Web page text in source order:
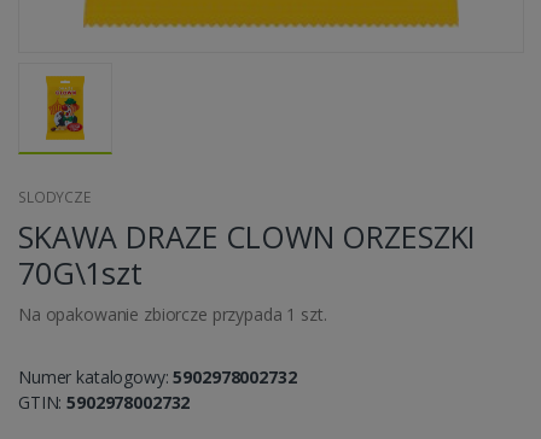
SLODYCZE
SKAWA DRAZE CLOWN ORZESZKI
70G\1szt
Na opakowanie zbiorcze przypada 1 szt.
Numer katalogowy:5902978002732
GTIN:5902978002732